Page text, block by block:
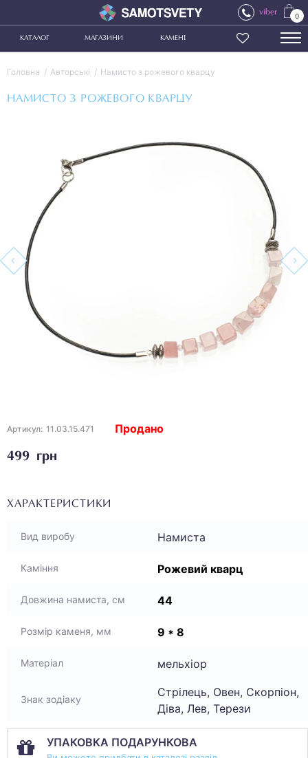
viber 0
КАТАЛОГ МАГАЗИНИ КАМЕНІ
Головна Авторські Намисто з рожевого кварцу
НАМИСТО З РОЖЕВОГО КВАРЦУ
Артикул: 11.03.15.471
499 грн
Продано
ХАРАКТЕРИСТИКИ
Вид виробу Намиста
Каміння Рожевий кварц
Довжина намиста, см 44
Розмір каменя, мм 9 * 8
Матеріал мельхіор
Знак зодіаку
Стрілець, Овен, Скорпіон,
Діва, Лев, Терези
УПАКОВКА ПОДАРУНКОВА